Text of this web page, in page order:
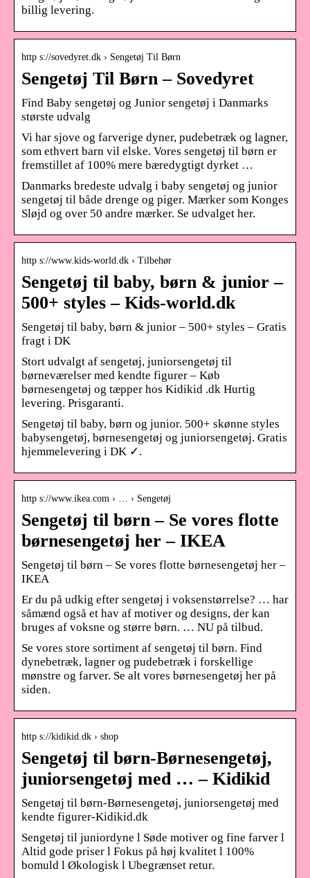
billig levering.
http s://sovedyret.dk › Sengetøj Til Børn
Sengetøj Til Børn – Sovedyret
Find Baby sengetøj og Junior sengetøj i Danmarks
største udvalg
Vi har sjove og farverige dyner, pudebetræk og lagner,
som ethvert barn vil elske. Vores sengetøj til børn er
fremstillet af 100% mere bæredygtigt dyrket …
Danmarks bredeste udvalg i baby sengetøj og junior
sengetøj til både drenge og piger. Mærker som Konges
Sløjd og over 50 andre mærker. Se udvalget her.
http s://www.kids-world.dk › Tilbehør
Sengetøj til baby, børn & junior –
500+ styles – Kids-world.dk
Sengetøj til baby, børn & junior – 500+ styles – Gratis
fragt i DK
Stort udvalgt af sengetøj, juniorsengetøj til
børneværelser med kendte figurer – Køb
børnesengetøj og tæpper hos Kidikid .dk Hurtig
levering. Prisgaranti.
Sengetøj til baby, børn og junior. 500+ skønne styles
babysengetøj, børnesengetøj og juniorsengetøj. Gratis
hjemmelevering i DK ✓.
http s://www.ikea.com › … › Sengetøj
Sengetøj til børn – Se vores flotte
børnesengetøj her – IKEA
Sengetøj til børn – Se vores flotte børnesengetøj her –
IKEA
Er du på udkig efter sengetøj i voksenstørrelse? … har
såmænd også et hav af motiver og designs, der kan
bruges af voksne og større børn. … NU på tilbud.
Se vores store sortiment af sengetøj til børn. Find
dynebetræk, lagner og pudebetræk i forskellige
mønstre og farver. Se alt vores børnesengetøj her på
siden.
http s://kidikid.dk › shop
Sengetøj til børn-Børnesengetøj,
juniorsengetøj med … – Kidikid
Sengetøj til børn-Børnesengetøj, juniorsengetøj med
kendte figurer-Kidikid.dk
Sengetøj til juniordyne l Søde motiver og fine farver l
Altid gode priser l Fokus på høj kvalitet l 100%
bomuld l Økologisk l Ubegrænset retur.